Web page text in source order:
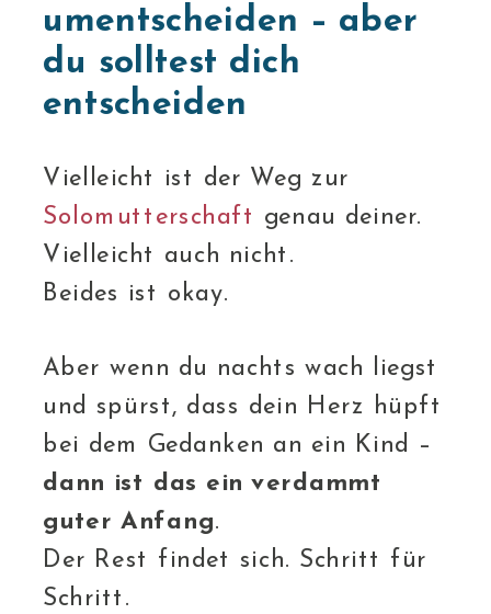
umentscheiden – aber
du solltest dich
entscheiden
Vielleicht ist der Weg zur
Solomutterschaft genau deiner.
Vielleicht auch nicht.
Beides ist okay.
Aber wenn du nachts wach liegst
und spürst, dass dein Herz hüpft
bei dem Gedanken an ein Kind –
dann ist das ein verdammt
guter Anfang.
Der Rest findet sich. Schritt für
Schritt.